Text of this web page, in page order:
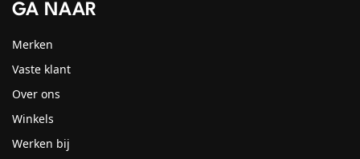
GA NAAR
Merken
Vaste klant
Over ons
Winkels
Werken bij